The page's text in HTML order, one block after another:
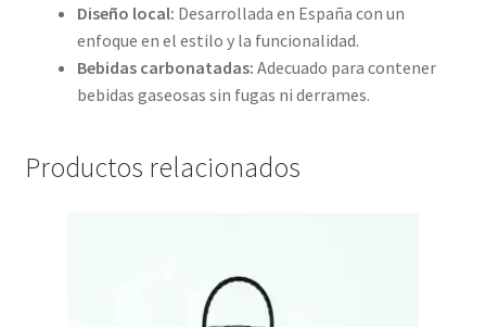
Diseño local: Desarrollada en España con un
enfoque en el estilo y la funcionalidad.
Bebidas carbonatadas: Adecuado para contener
bebidas gaseosas sin fugas ni derrames.
Productos relacionados